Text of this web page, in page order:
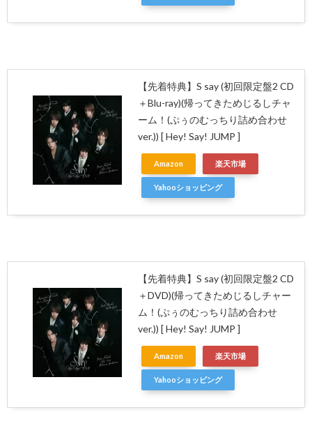
【先着特典】S say (初回限定盤2 CD
＋Blu-ray)(帰ってきためじるしチャ
ーム！(ぷぅのむっちり詰め合わせ
ver.)) [ Hey! Say! JUMP ]
Amazon 楽天市場
Yahooショッピング
【先着特典】S say (初回限定盤2 CD
＋DVD)(帰ってきためじるしチャー
ム！(ぷぅのむっちり詰め合わせ
ver.)) [ Hey! Say! JUMP ]
Amazon 楽天市場
Yahooショッピング